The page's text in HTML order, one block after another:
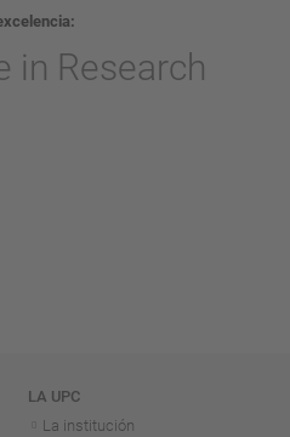
LA UPC
La institución